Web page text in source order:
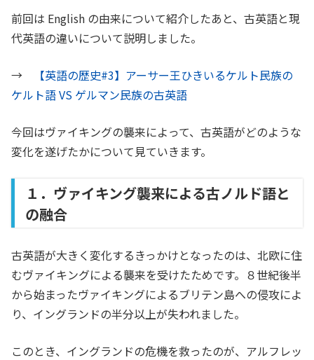
前回は English の由来について紹介したあと、古英語と現
代英語の違いについて説明しました。
→
【英語の歴史#3】アーサー王ひきいるケルト民族の
ケルト語 VS ゲルマン民族の古英語
今回はヴァイキングの襲来によって、古英語がどのような
変化を遂げたかについて見ていきます。
１．ヴァイキング襲来による古ノルド語と
の融合
古英語が大きく変化するきっかけとなったのは、北欧に住
むヴァイキングによる襲来を受けたためです。８世紀後半
から始まったヴァイキングによるブリテン島への侵攻によ
り、イングランドの半分以上が失われました。
このとき、イングランドの危機を救ったのが、アルフレッ